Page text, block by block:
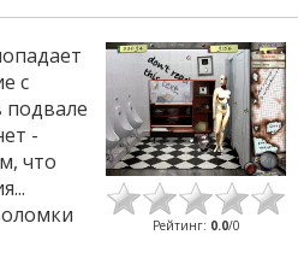
с
подвале
-
что
Рейтинг: 0.0/0